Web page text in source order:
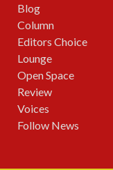
Blog
Column
Editors Choice
Lounge
Open Space
Review
Voices
Follow News